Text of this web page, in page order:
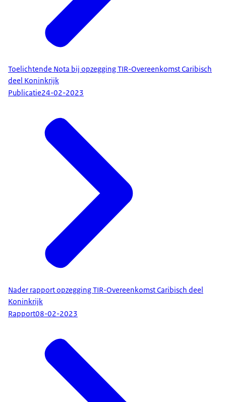
Toelichtende Nota bij opzegging TIR-Overeenkomst Caribisch
deel Koninkrijk
Publicatie24-02-2023
Nader rapport opzegging TIR-Overeenkomst Caribisch deel
Koninkrijk
Rapport08-02-2023